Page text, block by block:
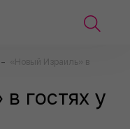
– «Новый Израиль» в
гостях у